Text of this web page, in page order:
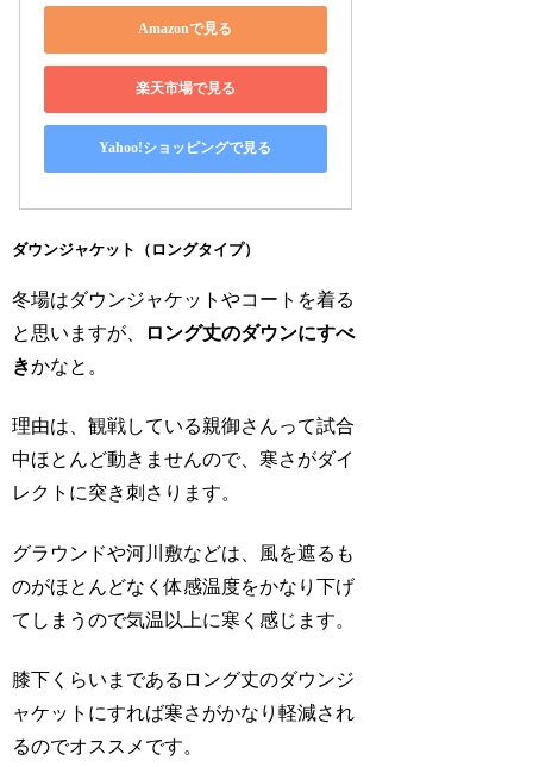
Amazonで見る
楽天市場で見る
Yahoo!ショッピングで見る
ダウンジャケット（ロングタイプ）
冬場はダウンジャケットやコートを着る
と思いますが、
ロング丈のダウンにすべ
きかなと。
理由は、観戦している親御さんって試合
中ほとんど動きませんので、寒さがダイ
レクトに突き刺さります。
グラウンドや河川敷などは、風を遮るも
のがほとんどなく体感温度をかなり下げ
てしまうので気温以上に寒く感じます。
膝下くらいまであるロング丈のダウンジ
ャケットにすれば寒さがかなり軽減され
るのでオススメです。